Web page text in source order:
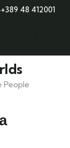
+389 48 412001
People